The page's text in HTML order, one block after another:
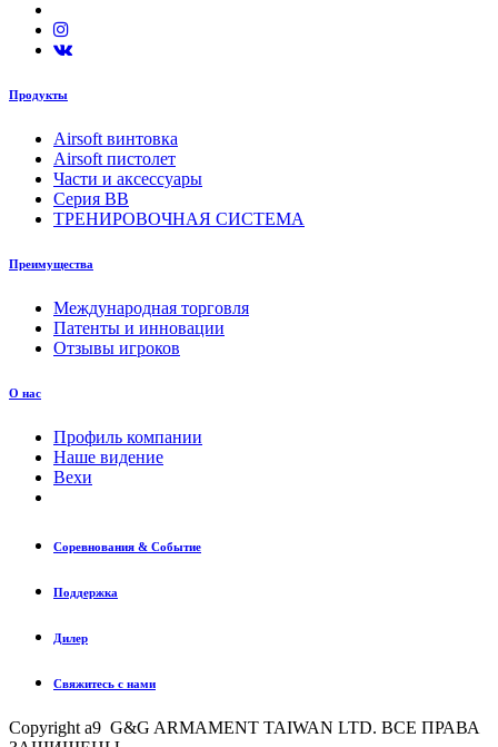
Продукты
Airsoft винтовка
Airsoft пистолет
Части и аксессуары
Серия BB
ТРЕНИРОВОЧНАЯ СИСТЕМА
Преимущества
Международная торговля
Патенты и инновации
Отзывы игроков
О нас
Профиль компании
Наше видение
Вехи
Соревнования & Событие
Поддержка
Дилер
Свяжитесь с нами
Copyright a9 G&G ARMAMENT TAIWAN LTD. ВСЕ ПРАВА